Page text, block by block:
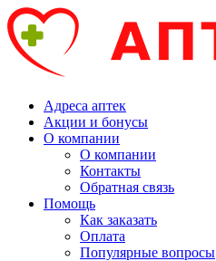
Адреса аптек
Акции и бонусы
О компании
О компании
Контакты
Обратная связь
Помощь
Как заказать
Оплата
Популярные вопросы